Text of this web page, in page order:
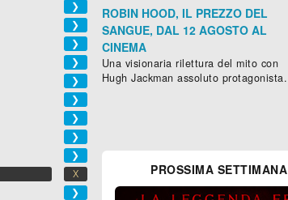
❯
❯
❯
❯
❯
❯
❯
❯
❯
X
❯
ROBIN HOOD, IL PREZZO DEL
SANGUE, DAL 12 AGOSTO AL
CINEMA
Una visionaria rilettura del mito con
Hugh Jackman assoluto protagonista.
PROSSIMA SETTIMANA